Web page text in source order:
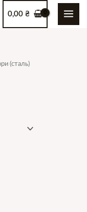
0,00 ₴
(сталь)